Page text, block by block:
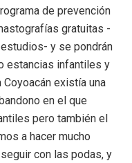
de prevención
gratuitas -
y se pondrán
estancias infantiles y
Coyoacán existía una
en el que
pero también el
a hacer mucho
con las podas, y